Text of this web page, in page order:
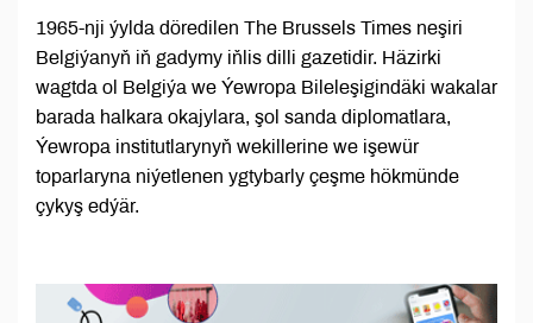
1965-nji ýylda döredilen The Brussels Times neşiri
Belgiýanyň iň gadymy iňlis dilli gazetidir. Häzirki
wagtda ol Belgiýa we Ýewropa Bileleşigindäki wakalar
barada halkara okajylara, şol sanda diplomatlara,
Ýewropa institutlarynyň wekillerine we işewür
toparlaryna niýetlenen ygtybarly çeşme hökmünde
çykyş edýär.